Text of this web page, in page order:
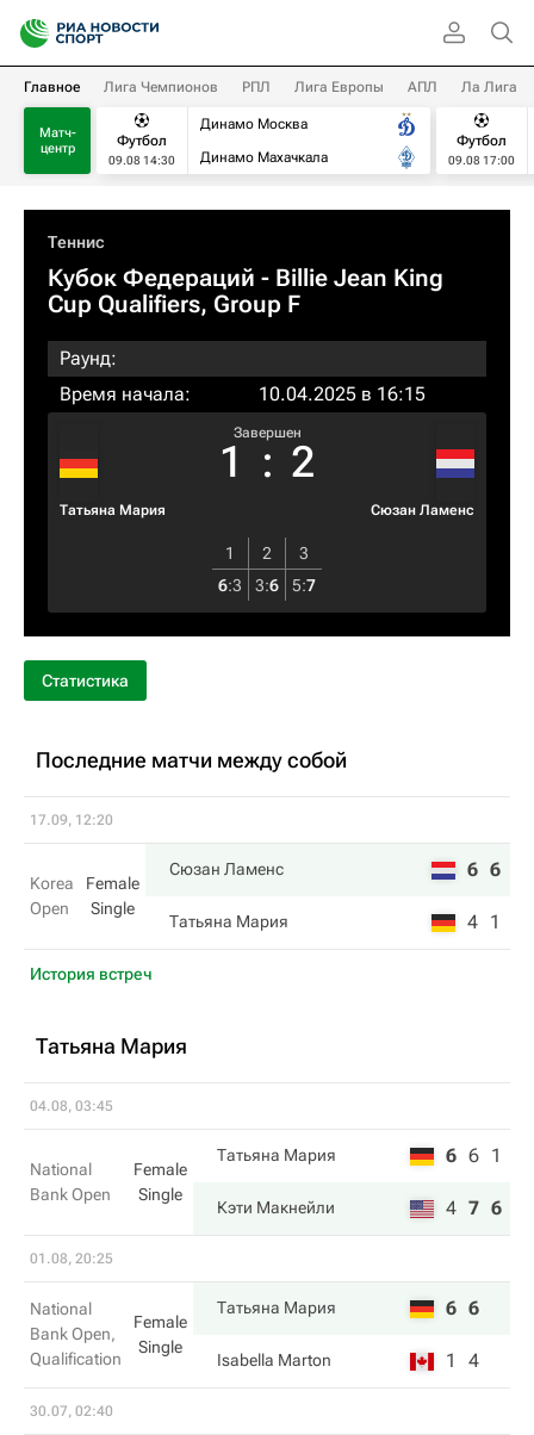
Главное Лига Чемпионов РПЛ Лига Европы АПЛ Ла Лига
Матч-
центр
Футбол
09.08 14:30
Динамо Москва
Динамо Махачкала
Футбол
09.08 17:00
Теннис
Кубок Федераций - Billie Jean King
Cup Qualifiers, Group F
Раунд:
Время начала:
10.04.2025 в 16:15
Татьяна Мария
Завершен
1 : 2
Сюзан Ламенс
1 2
3
6:3 3:6 5:7
Статистика
Последние матчи между собой
17.09, 12:20
Korea
Open
Female
Single
Сюзан Ламенс 6 6
Татьяна Мария 4 1
История встреч
Татьяна Мария
04.08, 03:45
National
Bank Open
Female
Single
Татьяна Мария 6 6 1
Кэти Макнейли 4 7 6
01.08, 20:25
National
Bank Open,
Qualification
Female
Single
Татьяна Мария 6 6
Isabella Marton 1 4
30.07, 02:40